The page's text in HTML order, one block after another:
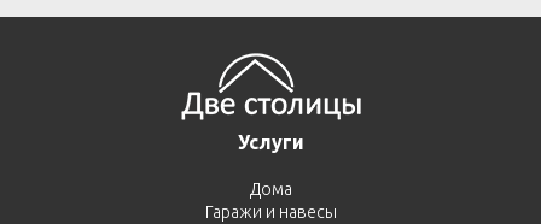
Услуги
Дома
Гаражи и навесы